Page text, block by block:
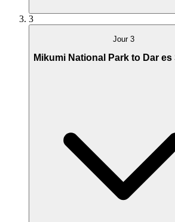
3
Jour 3
Mikumi National Park to Dar es